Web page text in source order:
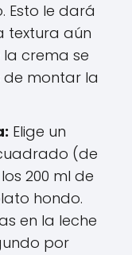
Esto le dará
textura aún
la crema se
montar la
Elige un
(de
200 ml de
hondo.
en la leche
por